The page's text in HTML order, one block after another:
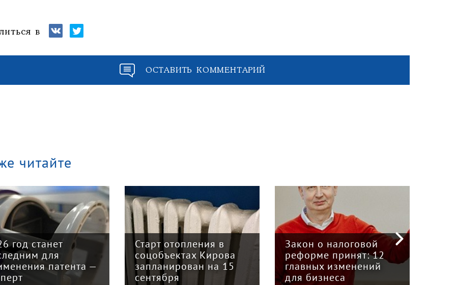
в
ОСТАВИТЬ КОММЕНТАРИЙ
читайте
год станет
для
патента —
Старт отопления в
соцобъектах Кирова
запланирован на 15
сентября
Закон о налоговой
реформе принят: 12
главных изменений
для бизнеса